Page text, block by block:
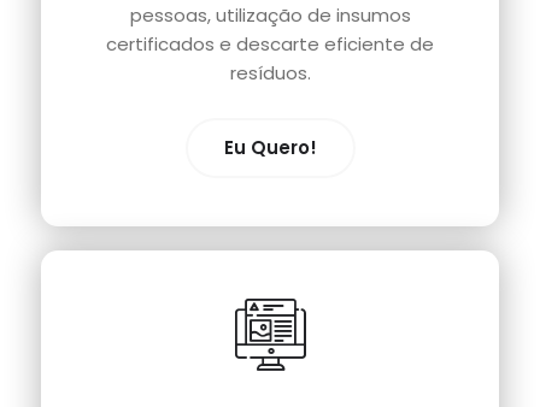
pessoas, utilização de insumos
certificados e descarte eficiente de
resíduos.
Eu Quero!